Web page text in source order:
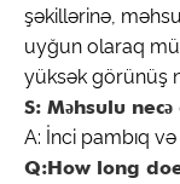
şəkillərinə,
uyğun olaraq
yüksək görünüş
S: Məhsulu necə
A: İnci pambıq
Q:How long